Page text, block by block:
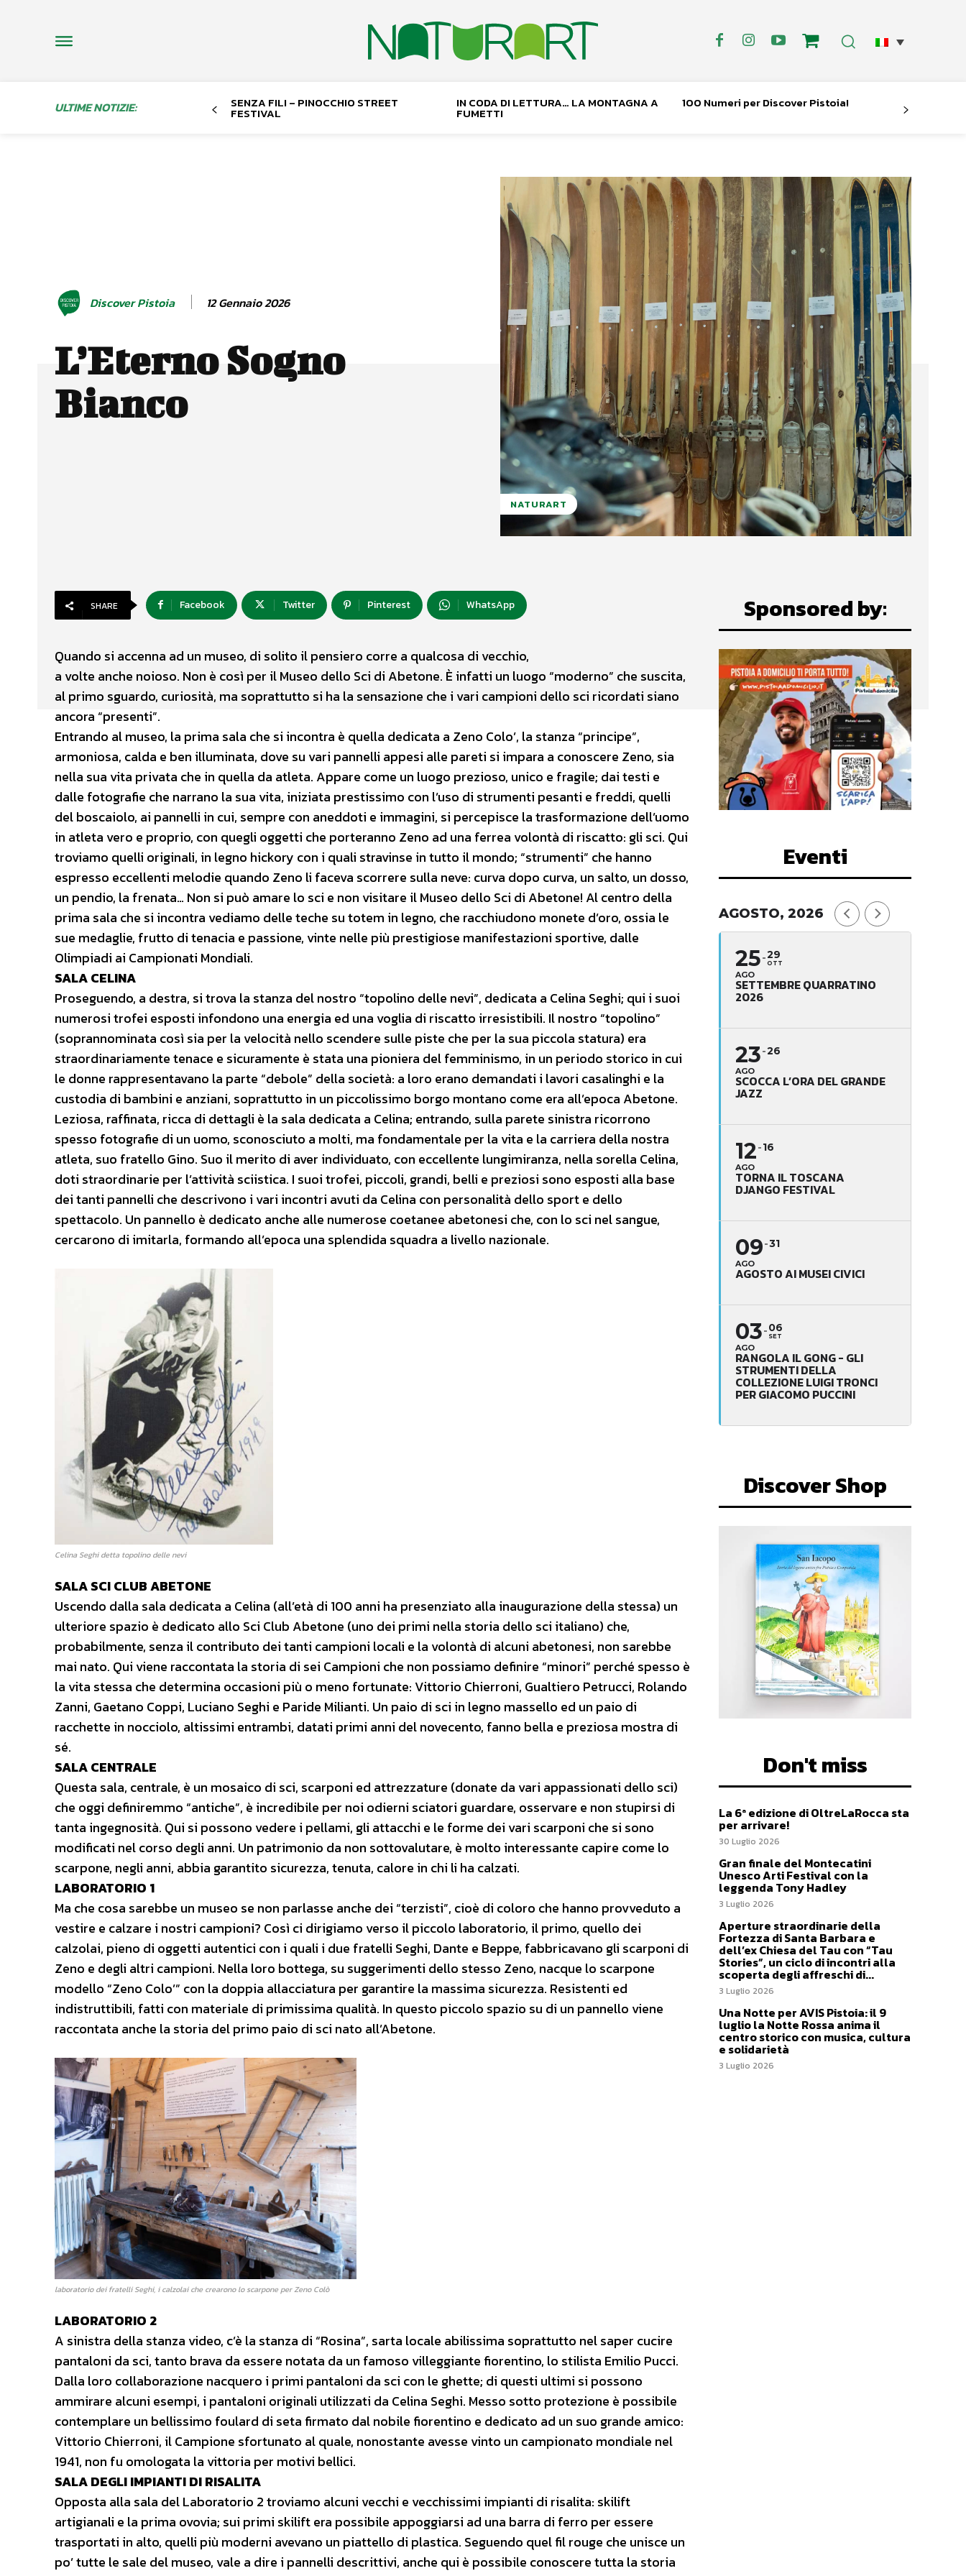
ULTIME NOTIZIE: SENZA FILI – PINOCCHIO STREET
FESTIVAL
IN CODA DI LETTURA… LA MONTAGNA A
FUMETTI
100 Numeri per Discover Pistoia!
Discover Pistoia 12 Gennaio 2026
L’Eterno Sogno
Bianco
NATURART
SHARE Facebook Twitter Pinterest WhatsApp
Quando si accenna ad un museo, di solito il pensiero corre a qualcosa di vecchio,
a volte anche noioso. Non è così per il Museo dello Sci di Abetone. È infatti un luogo “moderno” che suscita,
al primo sguardo, curiosità, ma soprattutto si ha la sensazione che i vari campioni dello sci ricordati siano
ancora “presenti”.
Entrando al museo, la prima sala che si incontra è quella dedicata a Zeno Colo’, la stanza “principe”,
armoniosa, calda e ben illuminata, dove su vari pannelli appesi alle pareti si impara a conoscere Zeno, sia
nella sua vita privata che in quella da atleta. Appare come un luogo prezioso, unico e fragile; dai testi e
dalle fotografie che narrano la sua vita, iniziata prestissimo con l’uso di strumenti pesanti e freddi, quelli
del boscaiolo, ai pannelli in cui, sempre con aneddoti e immagini, si percepisce la trasformazione dell’uomo
in atleta vero e proprio, con quegli oggetti che porteranno Zeno ad una ferrea volontà di riscatto: gli sci. Qui
troviamo quelli originali, in legno hickory con i quali stravinse in tutto il mondo; “strumenti” che hanno
espresso eccellenti melodie quando Zeno li faceva scorrere sulla neve: curva dopo curva, un salto, un dosso,
un pendio, la frenata… Non si può amare lo sci e non visitare il Museo dello Sci di Abetone! Al centro della
prima sala che si incontra vediamo delle teche su totem in legno, che racchiudono monete d’oro, ossia le
sue medaglie, frutto di tenacia e passione, vinte nelle più prestigiose manifestazioni sportive, dalle
Olimpiadi ai Campionati Mondiali.
SALA CELINA
Proseguendo, a destra, si trova la stanza del nostro “topolino delle nevi”, dedicata a Celina Seghi; qui i suoi
numerosi trofei esposti infondono una energia ed una voglia di riscatto irresistibili. Il nostro “topolino”
(soprannominata così sia per la velocità nello scendere sulle piste che per la sua piccola statura) era
straordinariamente tenace e sicuramente è stata una pioniera del femminismo, in un periodo storico in cui
le donne rappresentavano la parte “debole” della società: a loro erano demandati i lavori casalinghi e la
custodia di bambini e anziani, soprattutto in un piccolissimo borgo montano come era all’epoca Abetone.
Leziosa, raffinata, ricca di dettagli è la sala dedicata a Celina; entrando, sulla parete sinistra ricorrono
spesso fotografie di un uomo, sconosciuto a molti, ma fondamentale per la vita e la carriera della nostra
atleta, suo fratello Gino. Suo il merito di aver individuato, con eccellente lungimiranza, nella sorella Celina,
doti straordinarie per l’attività sciistica. I suoi trofei, piccoli, grandi, belli e preziosi sono esposti alla base
dei tanti pannelli che descrivono i vari incontri avuti da Celina con personalità dello sport e dello
spettacolo. Un pannello è dedicato anche alle numerose coetanee abetonesi che, con lo sci nel sangue,
cercarono di imitarla, formando all’epoca una splendida squadra a livello nazionale.
Celina Seghi detta topolino delle nevi
SALA SCI CLUB ABETONE
Uscendo dalla sala dedicata a Celina (all’età di 100 anni ha presenziato alla inaugurazione della stessa) un
ulteriore spazio è dedicato allo Sci Club Abetone (uno dei primi nella storia dello sci italiano) che,
probabilmente, senza il contributo dei tanti campioni locali e la volontà di alcuni abetonesi, non sarebbe
mai nato. Qui viene raccontata la storia di sei Campioni che non possiamo definire “minori” perché spesso è
la vita stessa che determina occasioni più o meno fortunate: Vittorio Chierroni, Gualtiero Petrucci, Rolando
Zanni, Gaetano Coppi, Luciano Seghi e Paride Milianti. Un paio di sci in legno massello ed un paio di
racchette in nocciolo, altissimi entrambi, datati primi anni del novecento, fanno bella e preziosa mostra di
sé.
SALA CENTRALE
Questa sala, centrale, è un mosaico di sci, scarponi ed attrezzature (donate da vari appassionati dello sci)
che oggi definiremmo “antiche”, è incredibile per noi odierni sciatori guardare, osservare e non stupirsi di
tanta ingegnosità. Qui si possono vedere i pellami, gli attacchi e le forme dei vari scarponi che si sono
modificati nel corso degli anni. Un patrimonio da non sottovalutare, è molto interessante capire come lo
scarpone, negli anni, abbia garantito sicurezza, tenuta, calore in chi li ha calzati.
LABORATORIO 1
Ma che cosa sarebbe un museo se non parlasse anche dei “terzisti”, cioè di coloro che hanno provveduto a
vestire e calzare i nostri campioni? Così ci dirigiamo verso il piccolo laboratorio, il primo, quello dei
calzolai, pieno di oggetti autentici con i quali i due fratelli Seghi, Dante e Beppe, fabbricavano gli scarponi di
Zeno e degli altri campioni. Nella loro bottega, su suggerimenti dello stesso Zeno, nacque lo scarpone
modello “Zeno Colo’” con la doppia allacciatura per garantire la massima sicurezza. Resistenti ed
indistruttibili, fatti con materiale di primissima qualità. In questo piccolo spazio su di un pannello viene
raccontata anche la storia del primo paio di sci nato all’Abetone.
laboratorio dei fratelli Seghi, i calzolai che crearono lo scarpone per Zeno Colò
LABORATORIO 2
A sinistra della stanza video, c’è la stanza di “Rosina”, sarta locale abilissima soprattutto nel saper cucire
pantaloni da sci, tanto brava da essere notata da un famoso villeggiante fiorentino, lo stilista Emilio Pucci.
Dalla loro collaborazione nacquero i primi pantaloni da sci con le ghette; di questi ultimi si possono
ammirare alcuni esempi, i pantaloni originali utilizzati da Celina Seghi. Messo sotto protezione è possibile
contemplare un bellissimo foulard di seta firmato dal nobile fiorentino e dedicato ad un suo grande amico:
Vittorio Chierroni, il Campione sfortunato al quale, nonostante avesse vinto un campionato mondiale nel
1941, non fu omologata la vittoria per motivi bellici.
SALA DEGLI IMPIANTI DI RISALITA
Opposta alla sala del Laboratorio 2 troviamo alcuni vecchi e vecchissimi impianti di risalita: skilift
artigianali e la prima ovovia; sui primi skilift era possibile appoggiarsi ad una barra di ferro per essere
trasportati in alto, quelli più moderni avevano un piattello di plastica. Seguendo quel fil rouge che unisce un
po’ tutte le sale del museo, vale a dire i pannelli descrittivi, anche qui è possibile conoscere tutta la storia
Sponsored by:
Eventi
AGOSTO, 2026
25
AGO
29
OTT
SETTEMBRE QUARRATINO
2026
23
AGO
26
SCOCCA L’ORA DEL GRANDE
JAZZ
12
AGO
16
TORNA IL TOSCANA
DJANGO FESTIVAL
09
AGO
31
AGOSTO AI MUSEI CIVICI
03
AGO
06
SET
RANGOLA IL GONG - GLI
STRUMENTI DELLA
COLLEZIONE LUIGI TRONCI
PER GIACOMO PUCCINI
Discover Shop
Don't miss
La 6ª edizione di OltreLaRocca sta
per arrivare!
30 Luglio 2026
Gran finale del Montecatini
Unesco Arti Festival con la
leggenda Tony Hadley
3 Luglio 2026
Aperture straordinarie della
Fortezza di Santa Barbara e
dell’ex Chiesa del Tau con “Tau
Stories”, un ciclo di incontri alla
scoperta degli affreschi di...
3 Luglio 2026
Una Notte per AVIS Pistoia: il 9
luglio la Notte Rossa anima il
centro storico con musica, cultura
e solidarietà
3 Luglio 2026